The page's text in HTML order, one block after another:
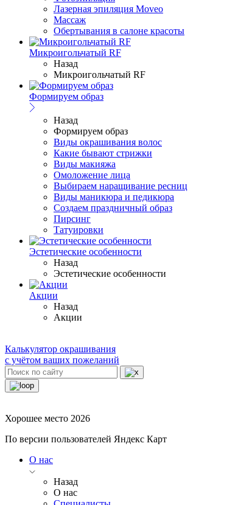
Лазерная эпиляция Moveo
Массаж
Обертывания в салоне красоты
Микроигольчатый RF
Назад
Микроигольчатый RF
Формируем образ
Назад
Формируем образ
Виды окрашивания волос
Какие бывают стрижки
Виды макияжа
Омоложение лица
Выбираем наращивание ресниц
Виды маникюра и педикюра
Создаем праздничный образ
Пирсинг
Татуировки
Эстетические особенности
Назад
Эстетические особенности
Акции
Назад
Акции
Калькулятор окрашивания
с учётом ваших пожеланий
Хорошее место 2026
По версии пользователей Яндекс Карт
О нас
Назад
О нас